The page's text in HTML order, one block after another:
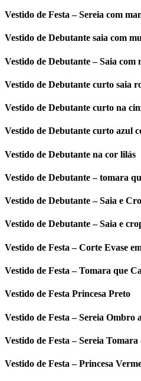
Vestido de Festa – Sereia com
Vestido de Debutante saia com
Vestido de Debutante – Saia
Vestido de Debutante curto saia
Vestido de Debutante curto na
Vestido de Debutante curto azul
Vestido de Debutante na cor lilás
Vestido de Debutante – tomara
Vestido de Debutante – Saia e
Vestido de Debutante – Saia e
Vestido de Festa – Corte Evase
Vestido de Festa – Tomara que
Vestido de Festa Princesa Preto
Vestido de Festa – Sereia Ombro
Vestido de Festa – Sereia
Vestido de Festa – Princesa